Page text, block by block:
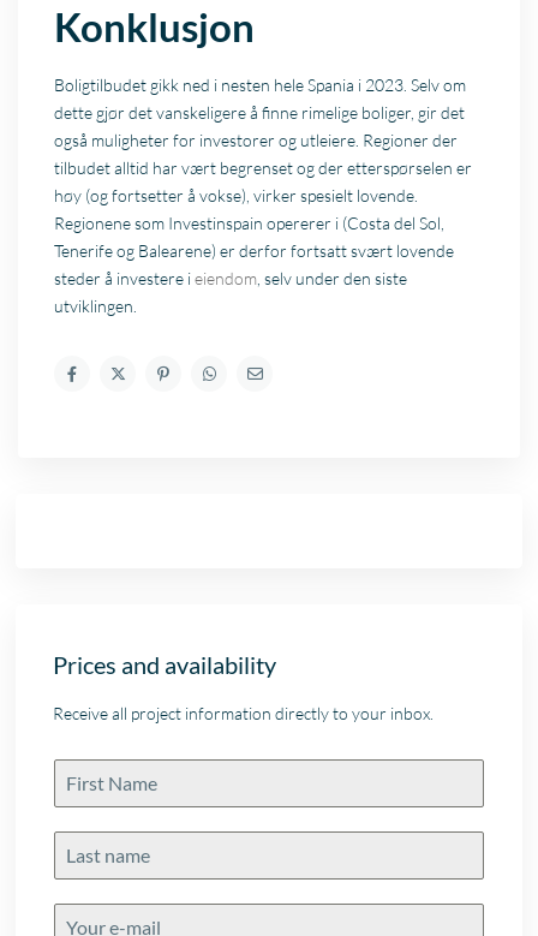
Konklusjon
Boligtilbudet gikk ned i nesten hele Spania i 2023. Selv om
dette gjør det vanskeligere å finne rimelige boliger, gir det
også muligheter for investorer og utleiere. Regioner der
tilbudet alltid har vært begrenset og der etterspørselen er
høy (og fortsetter å vokse), virker spesielt lovende.
Regionene som Investinspain opererer i (Costa del Sol,
Tenerife og Balearene) er derfor fortsatt svært lovende
steder å investere ieiendom , selv under den siste
utviklingen.
Prices and availability
Receive all project information directly to your inbox.